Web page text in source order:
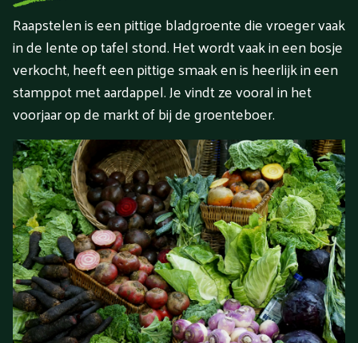
Raapstelen is een pittige bladgroente die vroeger vaak
in de lente op tafel stond. Het wordt vaak in een bosje
verkocht, heeft een pittige smaak en is heerlijk in een
stamppot met aardappel. Je vindt ze vooral in het
voorjaar op de markt of bij de groenteboer.